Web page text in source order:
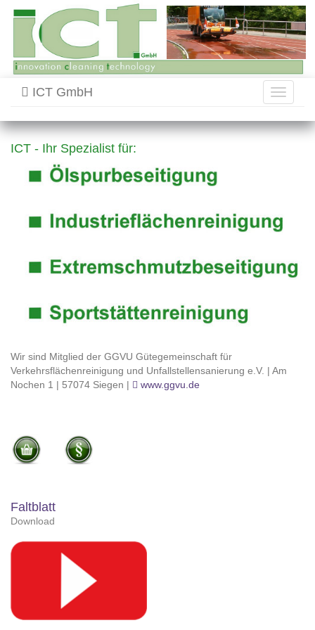
Toggle
ICT GmbH
ICT - Ihr Spezialist für:
Wir sind Mitglied der GGVU Gütegemeinschaft für
Verkehrsflächenreinigung und Unfallstellensanierung e.V. | Am
Nochen 1 | 57074 Siegen |
www.ggvu.de
Faltblatt
Download